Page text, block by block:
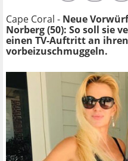
Cape Coral - Neue
Norberg (50): So soll sie
einen TV-Auftritt an
vorbeizuschmuggeln.